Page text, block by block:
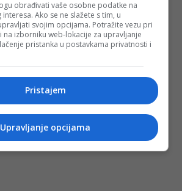
obrađivati vaše osobne podatke na
Ako se ne slažete s tim, u
svojim opcijama. Potražite vezu pri
na izborniku web-lokacije za upravljanje
pristanka u postavkama privatnosti i
Pristajem
Upravljanje opcijama